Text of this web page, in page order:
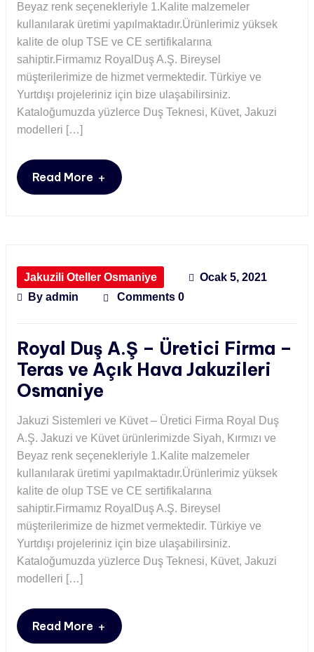
Beyaz renk seçenekleriyle 1.Kalite malzemeler
kullanılarak üretimi yapılmaktadır.Ürünlerimiz yüksek
kalite de olup TSE ve CE sertifikalarına
sahiptir.Firmamız RoyalDuş A.Ş. Bireysel
müşterilerimize de hizmet vermektedir. Türkiye ve
Yurtdışı projeleriniz için bize ulaşabilirsiniz.
Kataloğumuzda yüzlerce Duş Teknesi, Küvet, Jakuzi
modelleri […]
Read More +
Jakuzili Oteller Osmaniye
Ocak 5, 2021
By admin Comments 0
Royal Duş A.Ş – Üretici Firma –
Teras ve Açık Hava Jakuzileri
Osmaniye
Jakuzi Sistemleri ve Küvet – Üretici Firma Royal Duş
A.Ş. Jakuzi ve Küvet ürünlerimizde Siyah, Kırmızı ve
Beyaz renk seçenekleriyle 1.Kalite malzemeler
kullanılarak üretimi yapılmaktadır.Ürünlerimiz yüksek
kalite de olup TSE ve CE sertifikalarına
sahiptir.Firmamız RoyalDuş A.Ş. Bireysel
müşterilerimize de hizmet vermektedir. Türkiye ve
Yurtdışı projeleriniz için bize ulaşabilirsiniz.
Kataloğumuzda yüzlerce Duş Teknesi, Küvet, Jakuzi
modelleri […]
Read More +